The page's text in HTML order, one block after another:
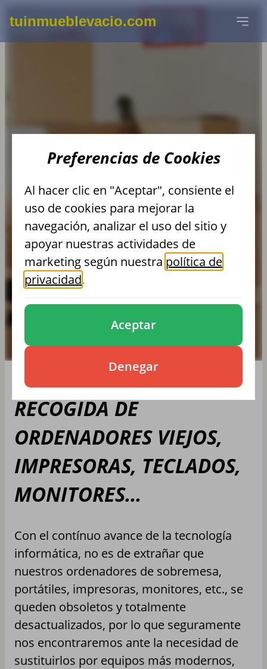
tuinmueblevacio.com
RECOGIDA DE
ORDENADORES
VIEJOS, IMPRESORAS,
TECLADOS,
MONITORES…
RECOGIDA DE
ORDENADORES VIEJOS,
IMPRESORAS, TECLADOS,
MONITORES…
Con el contínuo avance de la tecnología
informática, no es de extrañar que
nuestros ordenadores de sobremesa,
portátiles, impresoras, monitores, etc., se
queden obsoletos y totalmente
desactualizados, por lo que seguramente
nos encontraremos ante la necesidad de
sustituirlos por equipos más modernos,
Preferencias de Cookies
Al hacer clic en "Aceptar", consiente el
uso de cookies para mejorar la
navegación, analizar el uso del sitio y
apoyar nuestras actividades de
marketing según nuestra política de
privacidad.
Aceptar
Denegar